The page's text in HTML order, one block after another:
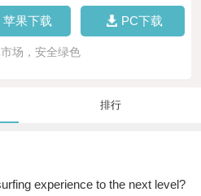
苹果下载 PC下载
场，安全绿色
排行
experience to the next level?